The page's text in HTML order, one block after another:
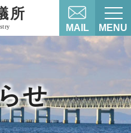
MAIL MENU
せ